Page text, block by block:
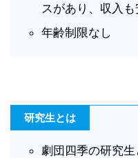
スがあり、収入
年齢制限なし
研究生とは
劇団四季の研究生